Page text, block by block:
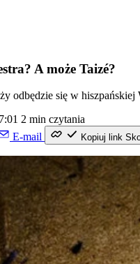
A może Taizé?
odbędzie się w
2 min czytania
E-mail Kopiuj link